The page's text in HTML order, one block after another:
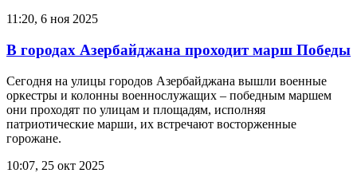
11:20, 6 ноя 2025
В городах Азербайджана проходит марш Победы
Сегодня на улицы городов Азербайджана вышли военные
оркестры и колонны военнослужащих – победным маршем
они проходят по улицам и площадям, исполняя
патриотические марши, их встречают восторженные
горожане.
10:07, 25 окт 2025